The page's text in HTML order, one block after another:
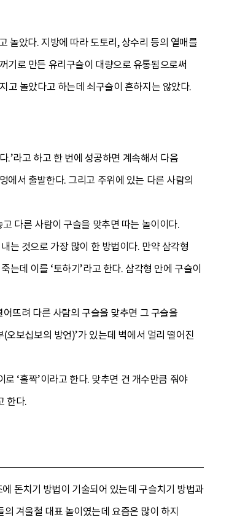
놀았다. 지방에 따라 도토리, 상수리 등의 열매를
기로 만든 유리구슬이 대량으로 유통됨으로써
고 놀았다고 하는데 쇠구슬이 흔하지는 않았다.
.’라고 하고 한 번에 성공하면 계속해서 다음
에서 출발한다. 그리고 주위에 있는 다른 사람의
다른 사람이 구슬을 맞추면 따는 놀이이다.
는 것으로 가장 많이 한 방법이다. 만약 삼각형
는데 이를 ‘토하기’라고 한다. 삼각형 안에 구슬이
뜨려 다른 사람의 구슬을 맞추면 그 구슬을
보십보의 방언)’가 있는데 벽에서 멀리 떨어진
‘홀짝’이라고 한다. 맞추면 건 개수만큼 줘야
한다.
돈치기 방법이 기술되어 있는데 구슬치기 방법과
겨울철 대표 놀이였는데 요즘은 많이 하지